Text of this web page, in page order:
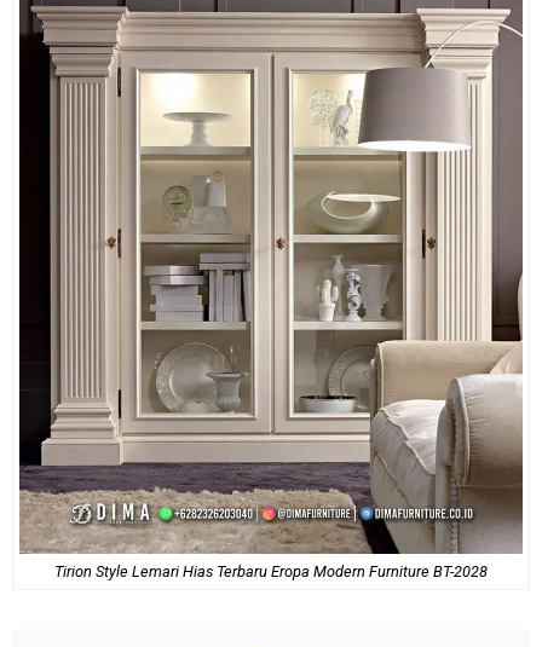
Tirion Style Lemari Hias Terbaru Eropa Modern Furniture BT-2028